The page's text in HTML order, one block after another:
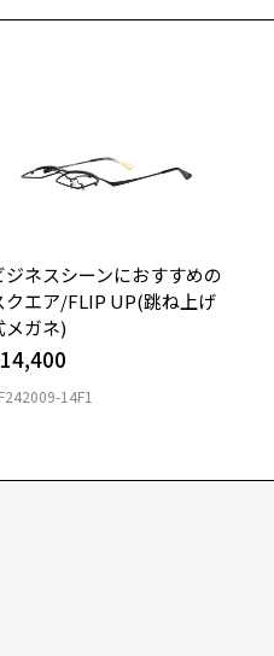
ジネスシーンにおすすめの
クエア/FLIP UP(跳ね上げ
メガネ)
14,400
14F1